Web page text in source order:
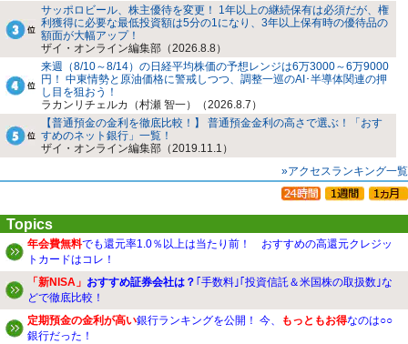
サッポロビール、株主優待を変更！ 1年以上の継続保有は必須だが、権
利獲得に必要な最低投資額は5分の1になり、3年以上保有時の優待品の
額面が大幅アップ！
ザイ・オンライン編集部（2026.8.8）
来週（8/10～8/14）の日経平均株価の予想レンジは6万3000～6万9000
円！ 中東情勢と原油価格に警戒しつつ、調整一巡のAI･半導体関連の押
し目を狙おう！
ラカンリチェルカ（村瀬 智一）（2026.8.7）
【普通預金の金利を徹底比較！】 普通預金金利の高さで選ぶ！「おす
すめのネット銀行」一覧！
ザイ・オンライン編集部（2019.11.1）
»アクセスランキング一覧
Topics
年会費無料でも還元率1.0％以上は当たり前！ おすすめの高還元クレジッ
トカードはコレ！
「新NISA」 おすすめ証券会社は？ ｢手数料｣｢投資信託＆米国株の取扱数｣な
どで徹底比較！
定期預金の金利が高い銀行ランキングを公開！ 今、 もっともお得なのは○○
銀行だった！